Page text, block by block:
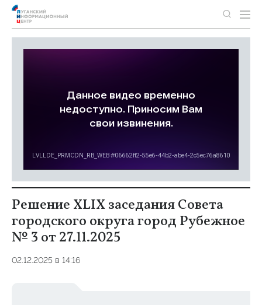
Решение XLIX заседания Совета
городского округа город Рубежное
№ 3 от 27.11.2025
02.12.2025 в 14:16